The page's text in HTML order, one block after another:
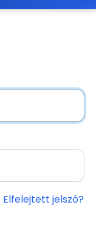
Elfelejtett jelszó?